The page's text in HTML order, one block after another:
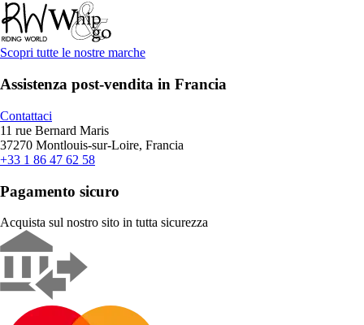
Scopri tutte le nostre marche
Assistenza post-vendita in Francia
Contattaci
11 rue Bernard Maris
37270 Montlouis-sur-Loire, Francia
+33 1 86 47 62 58
Pagamento sicuro
Acquista sul nostro sito in tutta sicurezza